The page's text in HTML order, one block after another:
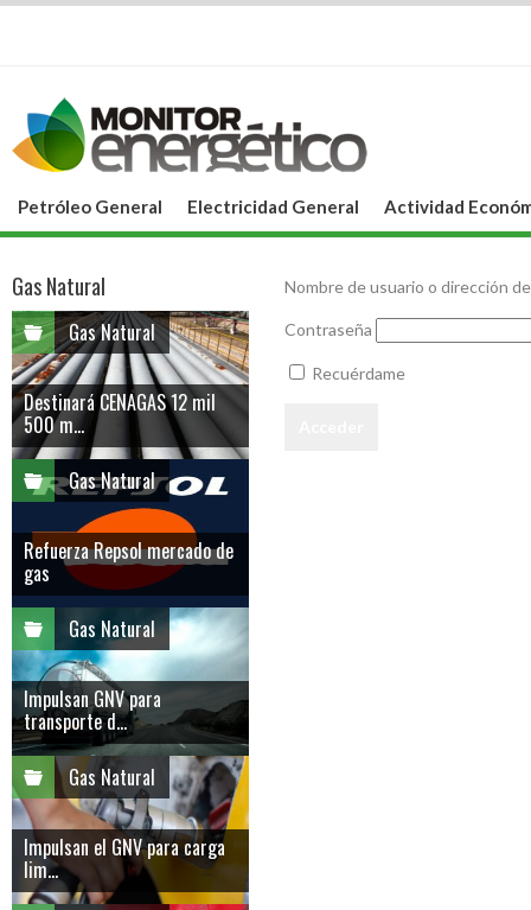
Petróleo General Electricidad General Actividad
Nombre de usuario o dirección
Contraseña
Recuérdame
Gas Natural
Gas Natural
Destinará CENAGAS 12 mil
500 m...
Gas Natural
Refuerza Repsol mercado de
gas
Gas Natural
Impulsan GNV para
transporte d...
Gas Natural
Impulsan el GNV para carga
lim...